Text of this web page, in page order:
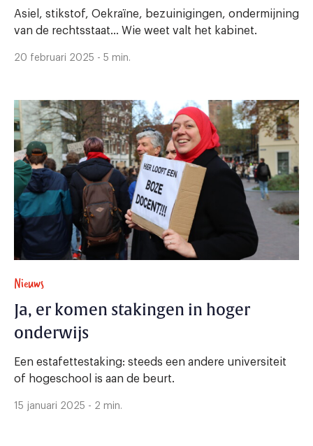
Asiel, stikstof, Oekraïne, bezuinigingen, ondermijning
van de rechtsstaat… Wie weet valt het kabinet.
20 februari 2025 - 5 min.
Nieuws
Ja, er komen stakingen in hoger
onderwijs
Een estafettestaking: steeds een andere universiteit
of hogeschool is aan de beurt.
15 januari 2025 - 2 min.